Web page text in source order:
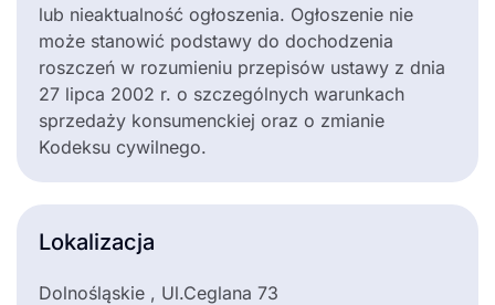
lub nieaktualność ogłoszenia. Ogłoszenie nie
może stanowić podstawy do dochodzenia
roszczeń w rozumieniu przepisów ustawy z dnia
27 lipca 2002 r. o szczególnych warunkach
sprzedaży konsumenckiej oraz o zmianie
Kodeksu cywilnego.
Lokalizacja
Dolnośląskie , Ul.Ceglana 73